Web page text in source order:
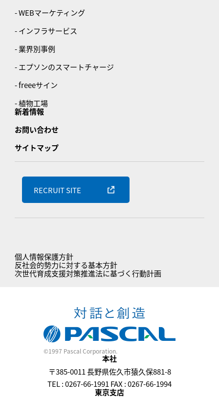
- WEBマーケティング
- インフラサービス
- 業界別事例
- エプソンのスマートチャージ
- freeeサイン
- 植物工場
新着情報
お問い合わせ
サイトマップ
RECRUIT SITE
個人情報保護方針
反社会的勢力に対する基本方針
次世代育成支援対策推進法に基づく行動計画
©1997 Pascal Corporation.
本社
〒385-0011 長野県佐久市猿久保881-8
TEL : 0267-66-1991 FAX : 0267-66-1994
東京支店